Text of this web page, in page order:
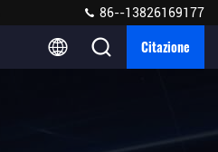
86--13826169177
Citazione